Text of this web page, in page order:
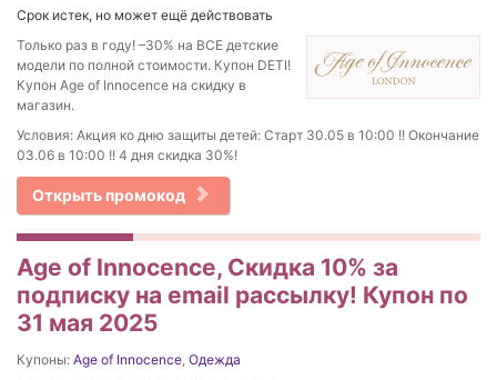
Срок истек, но может ещё действовать
Только раз в году! –30% на ВСЕ детские
модели по полной стоимости. Купон DETI!
Купон Age of Innocence на скидку в
магазин.
Условия: Акция ко дню защиты детей: Старт 30.05 в 10:00 !! Окончание
03.06 в 10:00 !! 4 дня скидка 30%!
Открыть промокод
Age of Innocence, Скидка 10% за
подписку на email рассылку! Купон по
31 мая 2025
Купоны: Age of Innocence, Одежда